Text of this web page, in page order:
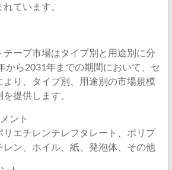
ています。
ープ市場はタイプ別と用途別に分
から2031年までの期間において、セ
より、タイプ別、用途別の市場規模
提供します。
ント
リエチレンテレフタレート、ポリプ
レン、ホイル、紙、発泡体、その他